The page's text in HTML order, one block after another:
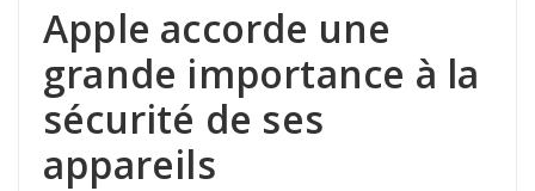
Apple accorde une
grande importance à la
sécurité de ses
appareils